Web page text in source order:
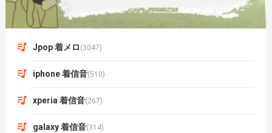
Jpop 着メロ (3047)
iphone 着信音(510)
xperia 着信音(267)
galaxy 着信音(314)